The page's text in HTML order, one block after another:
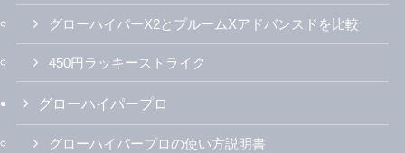
グローハイパーX2とプルームXアドバンスドを比較
450円ラッキーストライク
グローハイパープロ
グローハイパープロの使い方説明書